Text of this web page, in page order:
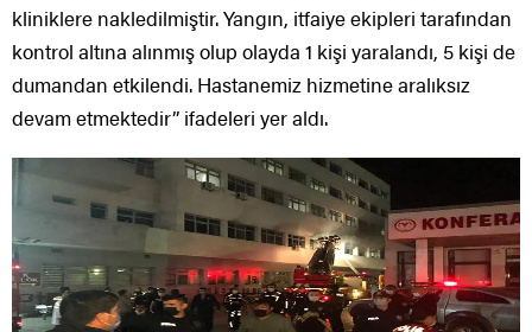
kliniklere nakledilmiştir. Yangın, itfaiye ekipleri tarafından
kontrol altına alınmış olup olayda 1 kişi yaralandı, 5 kişi de
dumandan etkilendi. Hastanemiz hizmetine aralıksız
devam etmektedir” ifadeleri yer aldı.